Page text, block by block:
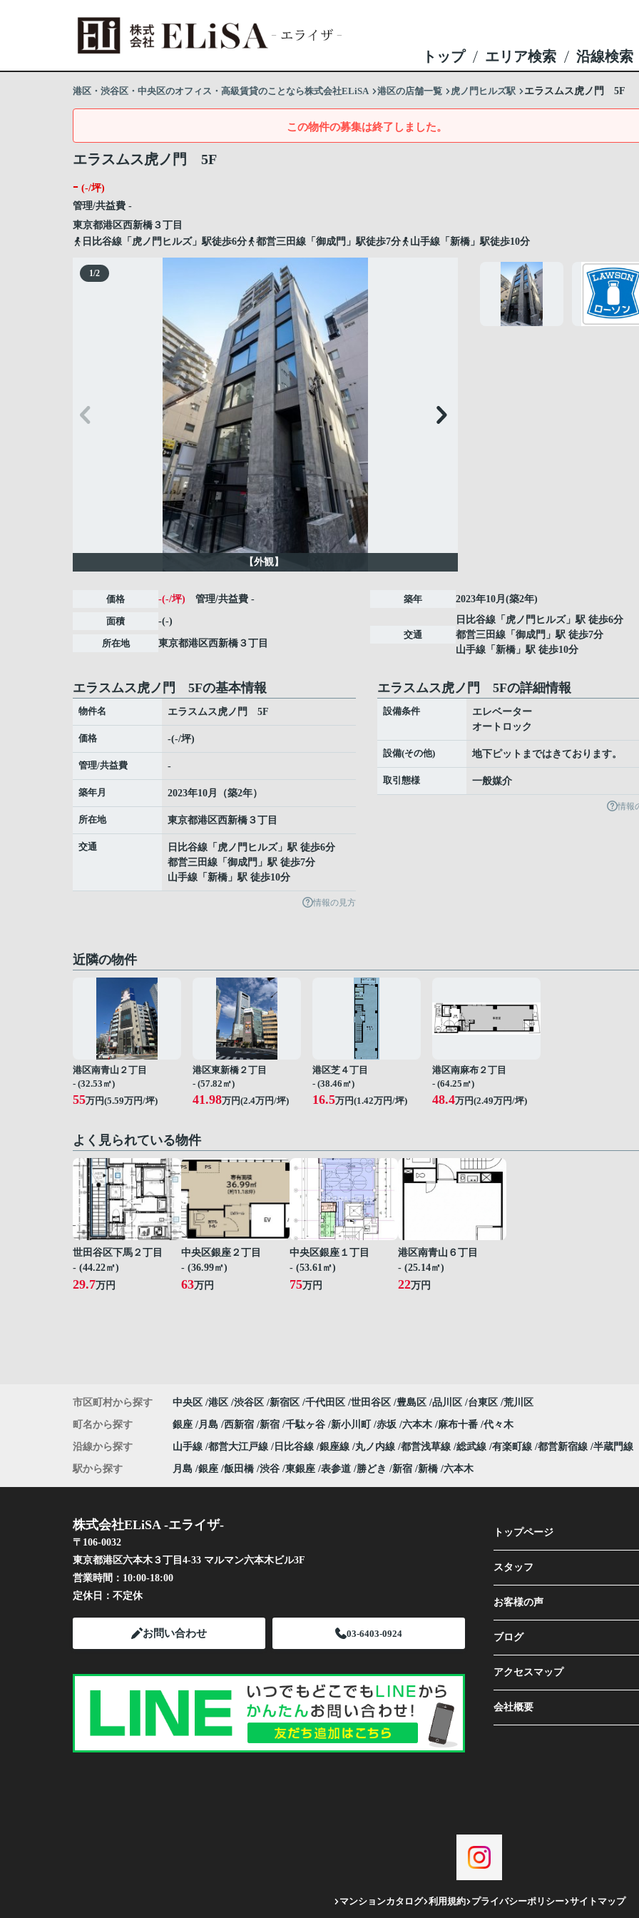
トップ エリア検索 沿線検索
港区・渋谷区・中央区のオフィス・高級賃貸のことなら株式会社ELiSA 港区の店舗一覧 虎ノ門ヒルズ駅 エラスムス虎ノ門 5F
この物件の募集は終了しました。
エラスムス虎ノ門 5F
- (-/坪)
管理/共益費 -
東京都港区西新橋 ３丁目
日比谷線「虎ノ門ヒルズ」駅徒歩6分
都営三田線「御成門」駅徒歩7分 山手線「新橋」駅徒歩10分
1/2
【外観】
価格 -(-/坪) 管理/共益費 -
面積 -(-)
所在地 東京都港区西新橋 ３丁目
築年 2023年10月(築2年)
交通
日比谷線 「 虎ノ門ヒルズ」駅 徒歩6分
都営三田線 「 御成門 」駅 徒歩7分
山手線 「 新橋 」駅 徒歩10分
エラスムス虎ノ門 5Fの基本情報
物件名 エラスムス虎ノ門 5F
価格 -(-/坪)
管理/共益費 -
築年月 2023年10月（築2年）
所在地 東京都港区西新橋 ３丁目
交通 日比谷線 「 虎ノ門ヒルズ」駅 徒歩6分
都営三田線 「 御成門 」駅 徒歩7分
山手線 「 新橋 」駅 徒歩10分
情報の見方
エラスムス虎ノ門 5Fの詳細情報
設備条件
エレベーター
オートロック
設備(その他) 地下ピットまではきております。
取引態様 一般媒介
情報
近隣の物件
港区南青山２丁目
- (32.53㎡)
55万円(5.59万円/坪)
港区東新橋２丁目
- (57.82㎡)
41.98万円(2.4万円/坪)
港区芝４丁目
- (38.46㎡)
16.5万円(1.42万円/坪)
港区南麻布２丁目
- (64.25㎡)
48.4万円(2.49万円/坪)
よく見られている物件
世田谷区下馬２丁目
- (44.22㎡)
29.7万円
中央区銀座２丁目
- (36.99㎡)
63万円
中央区銀座１丁目
- (53.61㎡)
75万円
港区南青山６丁目
- (25.14㎡)
22万円
市区町村から探す 中央区 港区 渋谷区 新宿区 千代田区 世田谷区 豊島区 品川区 台東区 荒川区
町名から探す 銀座 月島 西新宿 新宿 千駄ヶ谷 新小川町 赤坂 六本木 麻布十番 代々木
沿線から探す 山手線 都営大江戸線 日比谷線 銀座線 丸ノ内線 都営浅草線 総武線 有楽町線 都営新宿線 半蔵門線
駅から探す 月島 銀座 飯田橋 渋谷 東銀座 表参道 勝どき 新宿 新橋 六本木
株式会社ELiSA -エライザ-
〒106-0032
東京都港区六本木３丁目4-33 マルマン六本木ビル3F
営業時間： 10:00-18:00
定休日： 不定休
お問い合わせ 03-6403-0924
トップページ
スタッフ
お客様の声
ブログ
アクセスマップ
会社概要
マンションカタログ 利用規約 プライバシーポリシー サイトマップ